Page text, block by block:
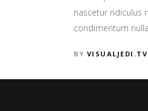
nascetur ridiculus
condimentum
BY